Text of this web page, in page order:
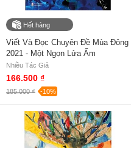
Hết hàng
Viết Và Đọc Chuyên Đề Mùa Đông
2021 - Một Ngọn Lửa Ấm
Nhiều Tác Giả
166.500 ₫
185.000 ₫ -10%